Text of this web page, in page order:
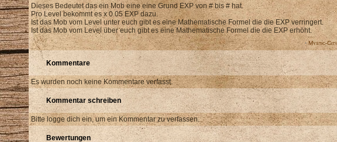
Dieses Bedeutet das ein Mob eine eine Grund EXP von # bis # hat.
Pro Level bekommt es x 0.05 EXP dazu.
Ist das Mob vom Level unter euch gibt es eine Mathematische Formel die die EXP verringert.
Ist das Mob vom Level über euch gibt es eine Mathematische Formel die die EXP erhöht.
· Mystic-City
Kommentare
Es wurden noch keine Kommentare verfasst.
Kommentar schreiben
Bitte logge dich ein, um ein Kommentar zu verfassen.
Bewertungen